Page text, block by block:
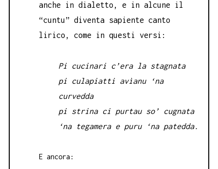
anche in dialetto, e in alcune il
“cuntu” diventa sapiente canto
lirico, come in questi versi:
Pi cucinari c’era la stagnata
pi culapiatti avìanu ‘na
curvedda
pi strina ci purtau so’ cugnata
‘na tegamera e puru ‘na patedda.
E ancora: